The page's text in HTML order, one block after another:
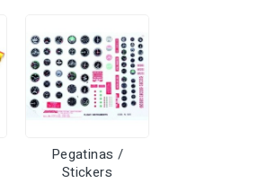
Pegatinas /
Stickers